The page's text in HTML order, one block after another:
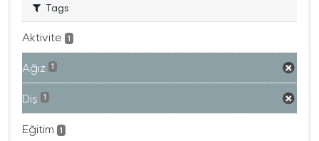
Tags
Aktivite 1
Ağız 1
Diş 1
Eğitim 1